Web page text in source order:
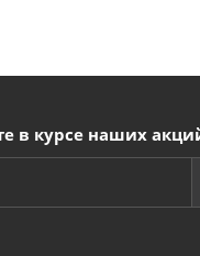
в курсе наших